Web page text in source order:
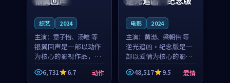
综艺 2024
主演： 章子怡、汤唯 等
银翼回声是一部以动作
为核心的影视作品，围
绕危机、反转与人物成
长展开，整体节奏紧
6,731 6.7 动作
电影 2024
主演： 黄渤、梁朝伟 等
逆光追凶·纪念版是一
部以爱情为核心的影视
作品，围绕危机、反转
与人物成长展开，整体
48,517 9.5 爱情